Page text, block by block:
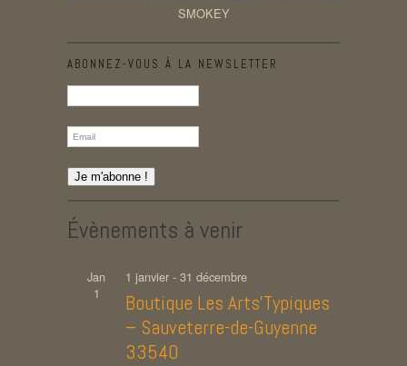
SMOKEY
ABONNEZ-VOUS À LA NEWSLETTER
Évènements à venir
Jan
1
1 janvier - 31 décembre
Boutique Les Arts’Typiques
– Sauveterre-de-Guyenne
33540